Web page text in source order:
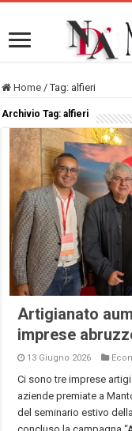
Home / Tag: alfieri
Archivio Tag:alfieri
Artigianato
imprese
13 Giugno 2026
Ci sono tre imprese
aziende premiate a
del seminario estivo